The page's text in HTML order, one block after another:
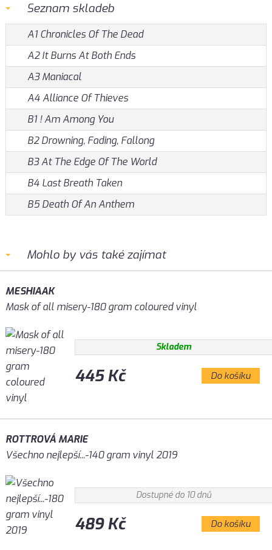
Seznam skladeb
A1 Chronicles Of The Dead
A2 It Burns At Both Ends
A3 Maniacal
A4 Alliance Of Thieves
B1 ! Am Among You
B2 Drowning, Fading, Fallong
B3 At The Edge Of The World
B4 Last Breath Taken
B5 Death Of An Anthem
Mohlo by vás také zajímat
MESHIAAK
Mask of all misery-180 gram coloured vinyl
Skladem
445 Kč Do košíku
ROTTROVÁ MARIE
Všechno nejlepší...-140 gram vinyl 2019
Dostupné do 10 dnů
489 Kč Do košíku